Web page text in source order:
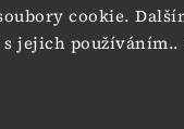
cookie.
jejich